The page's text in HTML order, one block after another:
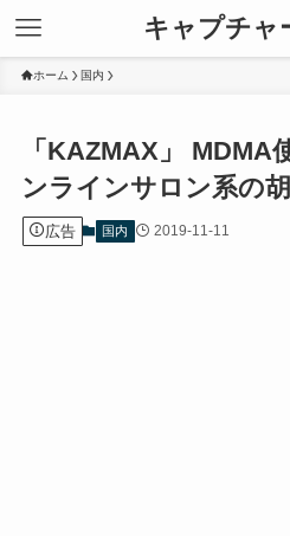
キャプチャ
ホーム 国内
「KAZMAX」
ンラインサロン系の
広告 国内 2019-11-11